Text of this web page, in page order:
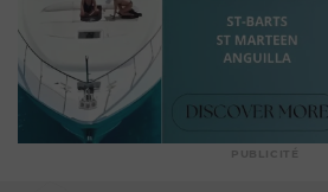
PUBLICITÉ